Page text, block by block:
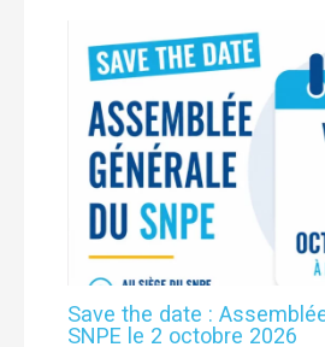
Save the date :
SNPE le 2 octobre 2026